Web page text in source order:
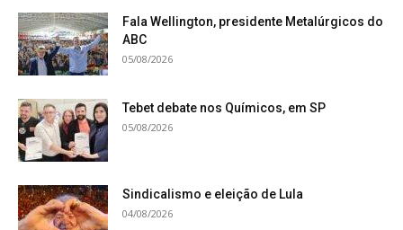
Fala Wellington, presidente Metalúrgicos do
ABC
05/08/2026
Tebet debate nos Químicos, em SP
05/08/2026
Sindicalismo e eleição de Lula
04/08/2026